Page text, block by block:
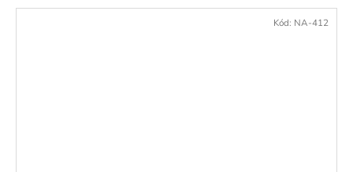
Kód: NA-412